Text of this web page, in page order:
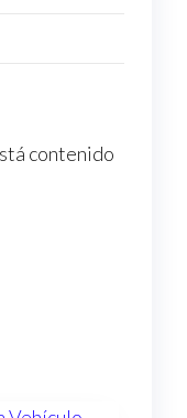
contenido